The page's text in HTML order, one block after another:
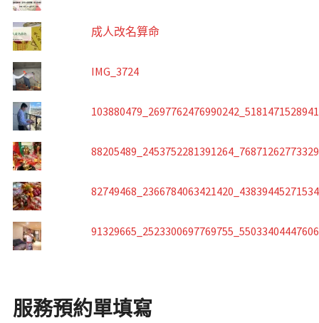
成人改名算命
IMG_3724
服務預約單填寫